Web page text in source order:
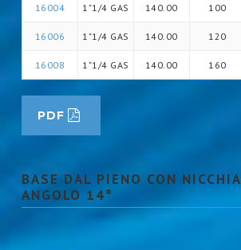
16004 1"1/4 GAS 140.00 100
16006 1"1/4 GAS 140.00 120
16008 1"1/4 GAS 140.00 160
PDF
BASE DAL PIENO CON NICCHIA
ANGOLO 14°